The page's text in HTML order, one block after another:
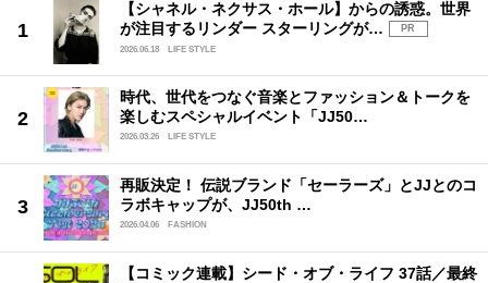
【シャネル・ネクサス・ホール】からの誘惑。世界
が注目するリンダー スターリングが…
PR
2026.06.18
LIFE STYLE
時代、世代をつなぐ音楽とファッション＆トークを
楽しむスペシャルイベント「JJ50…
2026.03.26 LIFE STYLE
再販決定！ 伝説ブランド「セーラーズ」とJJとのコ
ラボキャップが、JJ50th …
2026.04.06 FASHION
【コミック連載】シード・オブ・ライフ 37話／最終